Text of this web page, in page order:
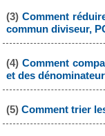
(3) Comment
commun diviseur,
(4) Comment
et des
(5) Comment trier